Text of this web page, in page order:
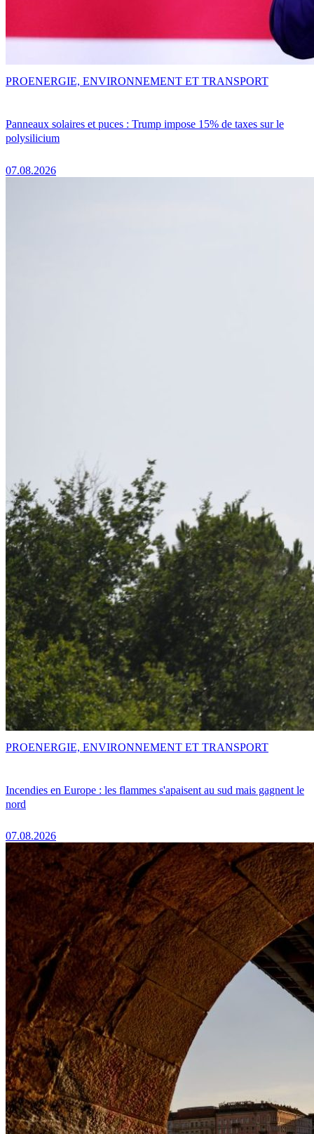
Panneaux solaires et puces : Trump impose 15% de taxes sur le
polysilicium
07.08.2026
PROENERGIE, ENVIRONNEMENT ET TRANSPORT
Incendies en Europe : les flammes s'apaisent au sud mais gagnent le
nord
07.08.2026
PROENERGIE, ENVIRONNEMENT ET TRANSPORT